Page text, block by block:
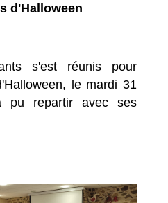
d'Halloween
s'est réunis pour
le mardi 31
pu repartir avec ses